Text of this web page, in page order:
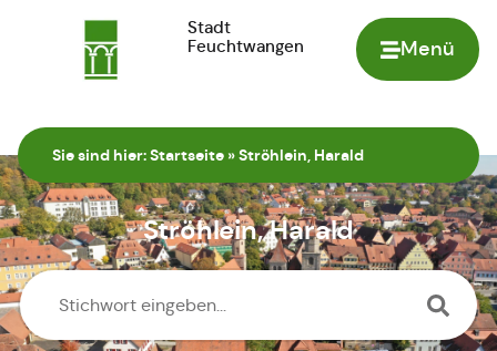
Menü
Stadt
Feuchtwangen
Sie sind hier:Startseite »Ströhlein, Harald
Ströhlein, Harald